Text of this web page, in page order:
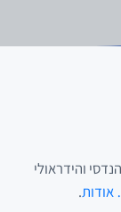
והידראולי
אודות.